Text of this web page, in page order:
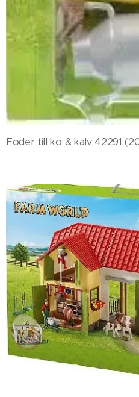
Foder till ko & kalv 42291